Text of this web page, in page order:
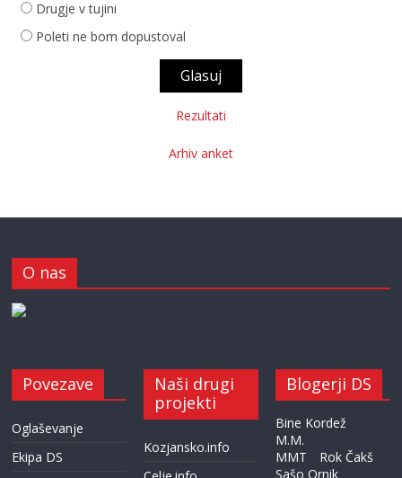
Drugje v tujini
Poleti ne bom dopustoval
Rezultati
Arhiv anket
O nas
Povezave
Oglaševanje
Ekipa DS
Naši drugi
projekti
Kozjansko.info
Blogerji DS
Bine Kordež
M.M.
MMT
Rok Čakš
Sašo Ornik